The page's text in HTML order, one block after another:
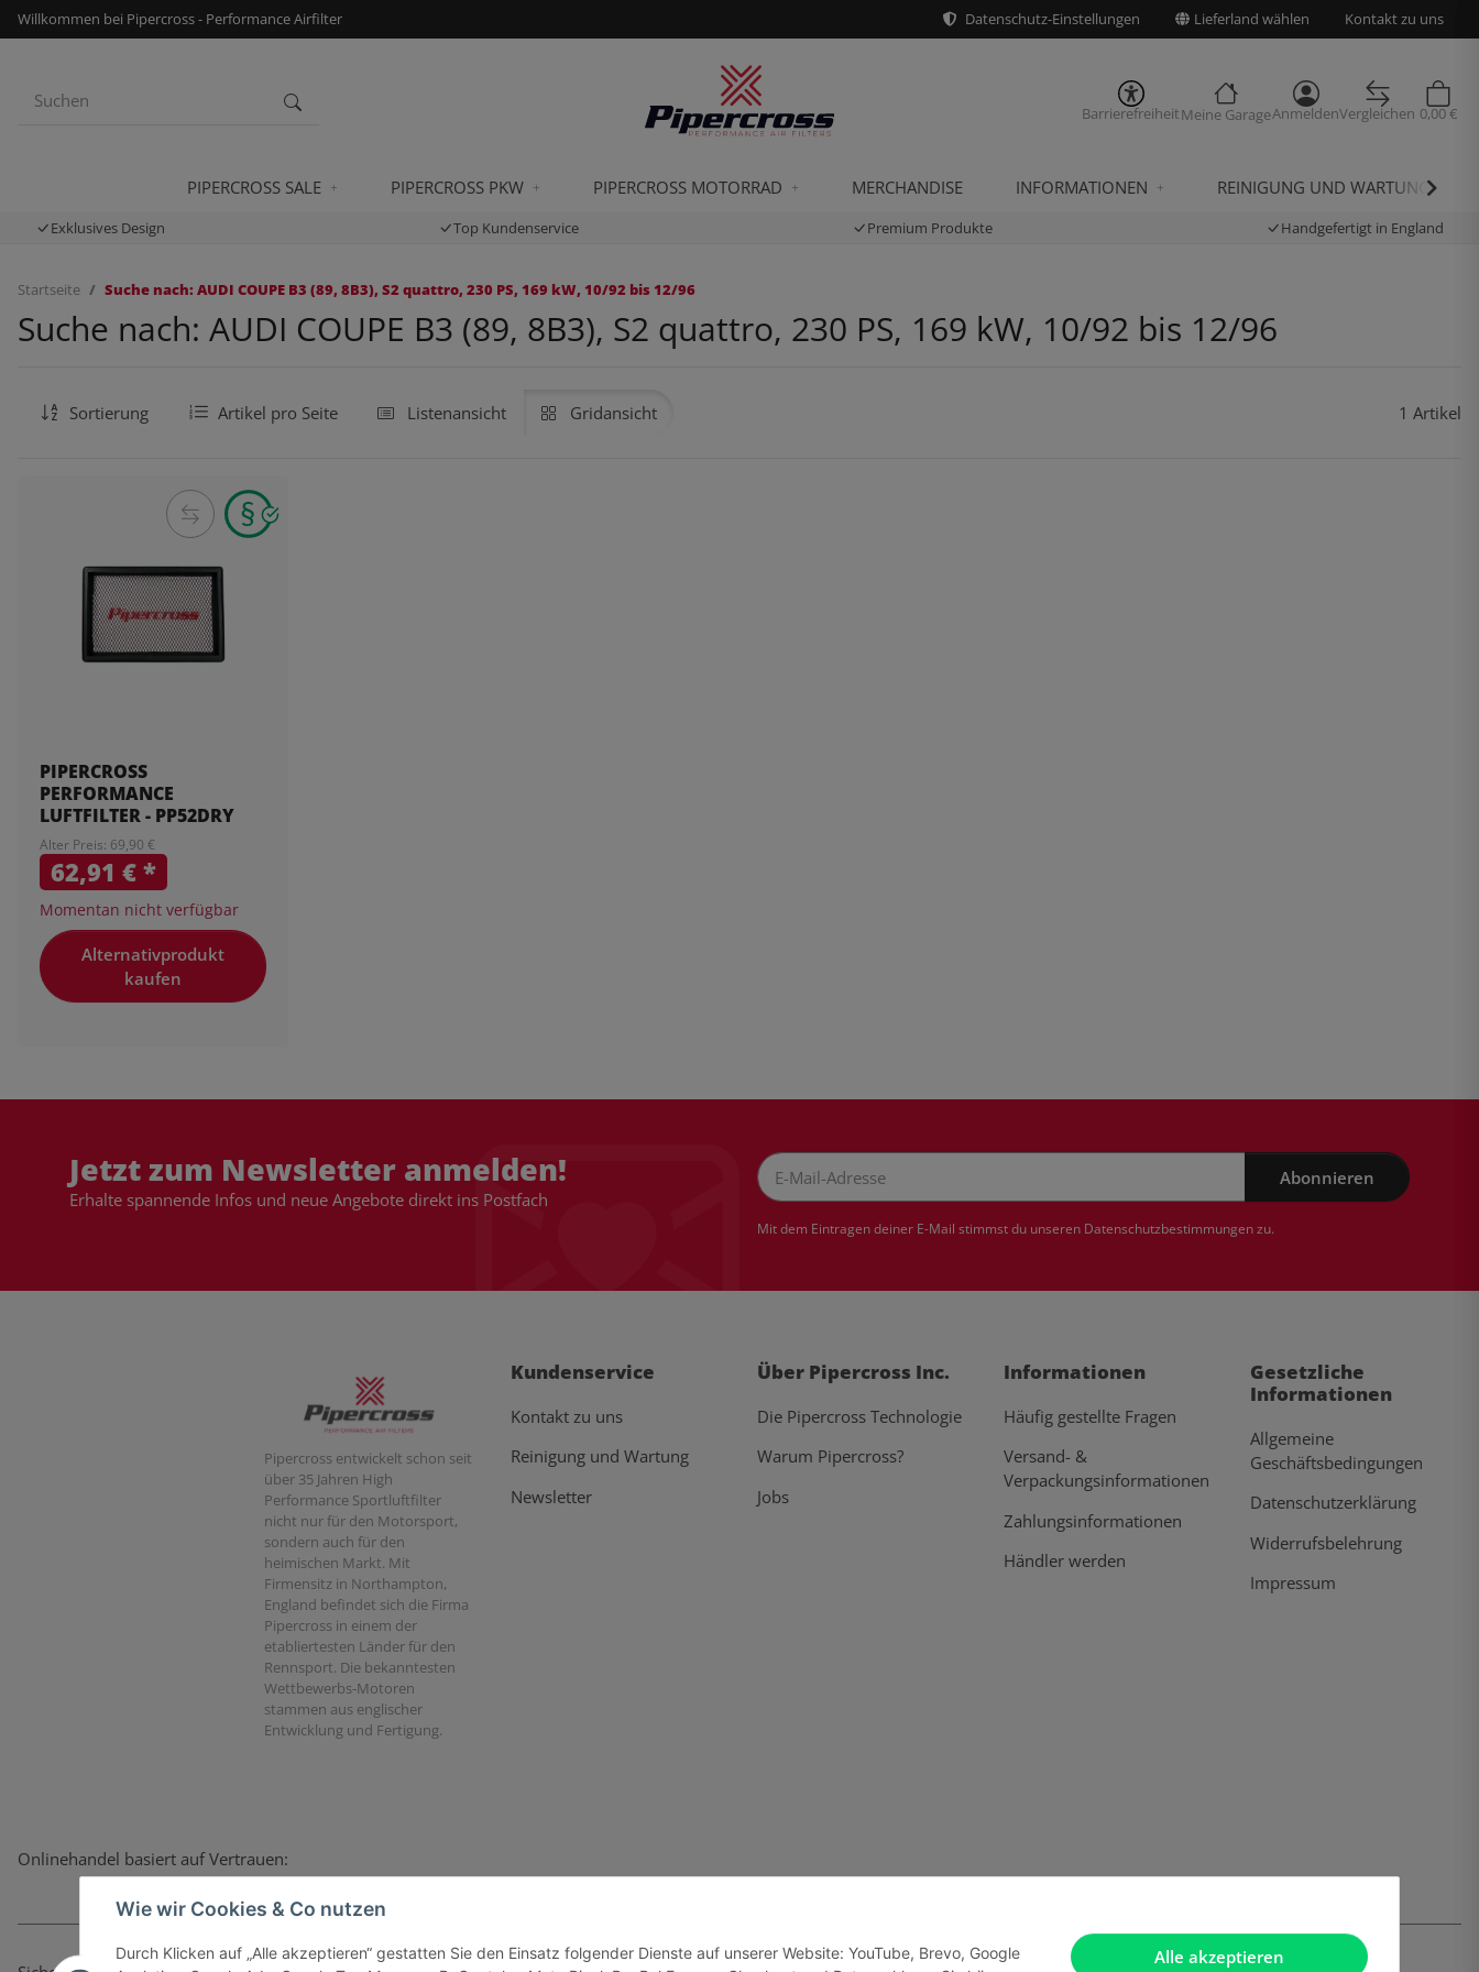
Alle akzeptieren
Wie wir Cookies & Co nutzen
Durch Klicken auf „Alle akzeptieren“ gestatten Sie den Einsatz folgender Dienste auf unserer Website: YouTube, Brevo, Google
Willkommen bei Pipercross - Performance Airfilter Datenschutz-Einstellungen Lieferland wählen Kontakt zu uns
BarrierefreiheitMeine GarageAnmeldenVergleichen 0,00 €
PIPERCROSS SALE PIPERCROSS PKW PIPERCROSS MOTORRAD MERCHANDISE INFORMATIONEN REINIGUNG UND WARTUNG
Exklusives Design Top Kundenservice Premium Produkte Handgefertigt in England
Startseite Suche nach: AUDI COUPE B3 (89, 8B3), S2 quattro, 230 PS, 169 kW, 10/92 bis 12/96
Suche nach: AUDI COUPE B3 (89, 8B3), S2 quattro, 230 PS, 169 kW, 10/92 bis 12/96
Sortierung Artikel pro Seite Listenansicht Gridansicht 1 Artikel
PIPERCROSS
PERFORMANCE
LUFTFILTER - PP52DRY
Alter Preis: 69,90 €
62,91 €*
Momentan nicht verfügbar
Alternativprodukt
kaufen
Jetzt zum Newsletter anmelden!
Erhalte spannende Infos und neue Angebote direkt ins Postfach
Abonnieren
Mit dem Eintragen deiner E-Mail stimmst du unseren Datenschutzbestimmungenzu.
Pipercross entwickelt schon seit
über 35 Jahren High
Performance Sportluftfilter
nicht nur für den Motorsport,
sondern auch für den
heimischen Markt. Mit
Firmensitz in Northampton,
England befindet sich die Firma
Pipercross in einem der
etabliertesten Länder für den
Rennsport. Die bekanntesten
Wettbewerbs-Motoren
stammen aus englischer
Entwicklung und Fertigung.
Kundenservice
Kontakt zu uns
Reinigung und Wartung
Newsletter
Über Pipercross Inc.
Die Pipercross Technologie
Warum Pipercross?
Jobs
Informationen
Häufig gestellte Fragen
Versand- &
Verpackungsinformationen
Zahlungsinformationen
Händler werden
Gesetzliche
Informationen
Allgemeine
Geschäftsbedingungen
Datenschutzerklärung
Widerrufsbelehrung
Impressum
Onlinehandel basiert auf Vertrauen: